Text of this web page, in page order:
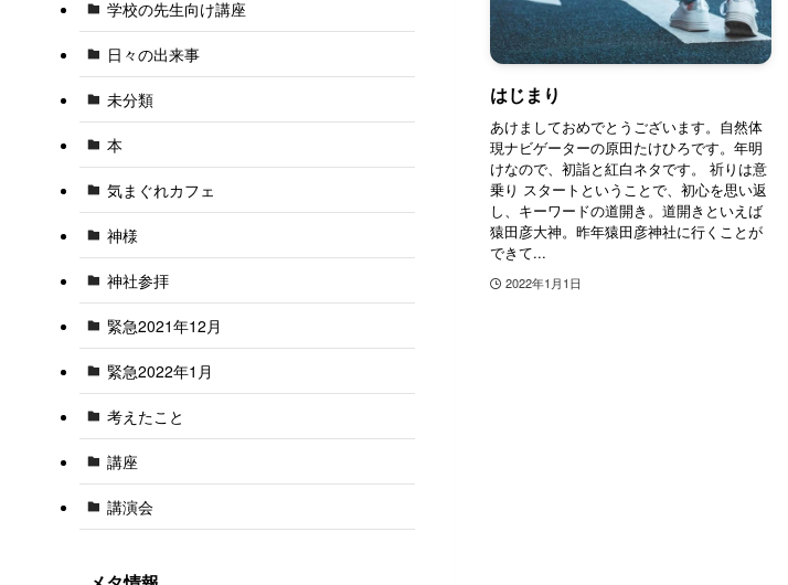
はじまり
あけましておめでとうございます。自然体
現ナビゲーターの原田たけひろです。年明
けなので、初詣と紅白ネタです。 祈りは意
乗り スタートということで、初心を思い返
し、キーワードの道開き。道開きといえば
猿田彦大神。昨年猿田彦神社に行くことが
できて...
2022年1月1日
学校の先生向け講座
日々の出来事
未分類
本
気まぐれカフェ
神様
神社参拝
緊急2021年12月
緊急2022年1月
考えたこと
講座
講演会